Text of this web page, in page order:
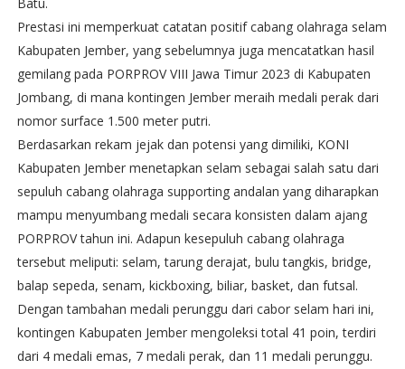
Prestasi ini memperkuat catatan positif cabang olahraga selam
Kabupaten Jember, yang sebelumnya juga mencatatkan hasil
gemilang pada PORPROV VIII Jawa Timur 2023 di Kabupaten
Jombang, di mana kontingen Jember meraih medali perak dari
nomor surface 1.500 meter putri.
Berdasarkan rekam jejak dan potensi yang dimiliki, KONI
Kabupaten Jember menetapkan selam sebagai salah satu dari
sepuluh cabang olahraga supporting andalan yang diharapkan
mampu menyumbang medali secara konsisten dalam ajang
PORPROV tahun ini. Adapun kesepuluh cabang olahraga
tersebut meliputi: selam, tarung derajat, bulu tangkis, bridge,
balap sepeda, senam, kickboxing, biliar, basket, dan futsal.
Dengan tambahan medali perunggu dari cabor selam hari ini,
kontingen Kabupaten Jember mengoleksi total 41 poin, terdiri
dari 4 medali emas, 7 medali perak, dan 11 medali perunggu.